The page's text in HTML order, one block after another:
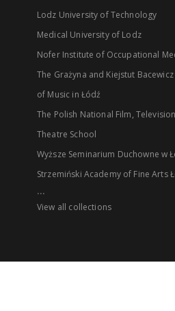
Lodz University of Technology
Medical University of Lodz
Nofer Institute of Occupational
The Grażyna and Kiejstut
of Music in Łódź
The Polish National Film,
Theatre School
Wyższe Seminarium Duchowne w
Strzemiński Academy of Fine Arts
...
View all collections